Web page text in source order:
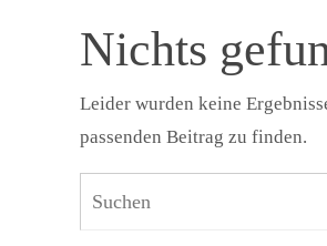
Nichts
Leider wurden keine
passenden Beitrag zu finden.